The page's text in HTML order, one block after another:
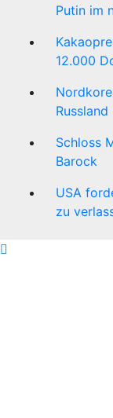
Putin im
12.000
Russland
Schloss
Barock
USA
zu